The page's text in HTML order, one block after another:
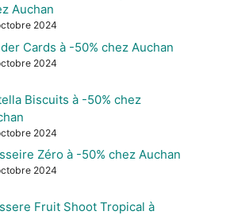
Auchan
2024
Cards à -50% chez Auchan
2024
Biscuits à -50% chez
2024
Zéro à -50% chez Auchan
2024
Fruit Shoot Tropical à